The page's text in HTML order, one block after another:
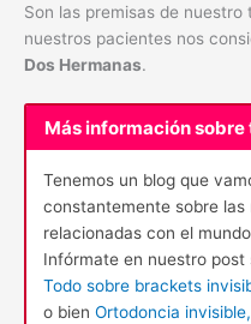
Son las premisas de
nuestros pacientes nos
Dos Hermanas.
Más información
Tenemos un blog que
constantemente sobre
relacionadas con el
Infórmate en nuestro
Todo sobre brackets
o bien Ortodoncia